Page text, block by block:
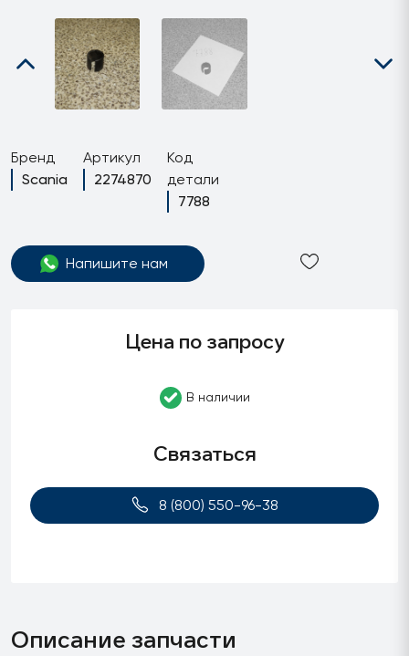
Бренд
Scania
Артикул
2274870
Код
детали
7788
Напишите нам
Цена по запросу
В наличии
Связаться
8 (800) 550-96-38
Описание запчасти